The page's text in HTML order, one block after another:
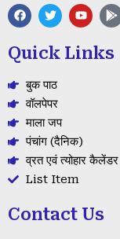
F
a
c
e
b
o
o
T
w
i
t
t
r
Y
o
u
t
u
G
o
o
l
Quick Links
बुक पाठ
वॉलपेपर
माला जप
पंचांग (दैनिक)
व्रत एवं त्योहार कैलेंडर
List Item
Contact Us